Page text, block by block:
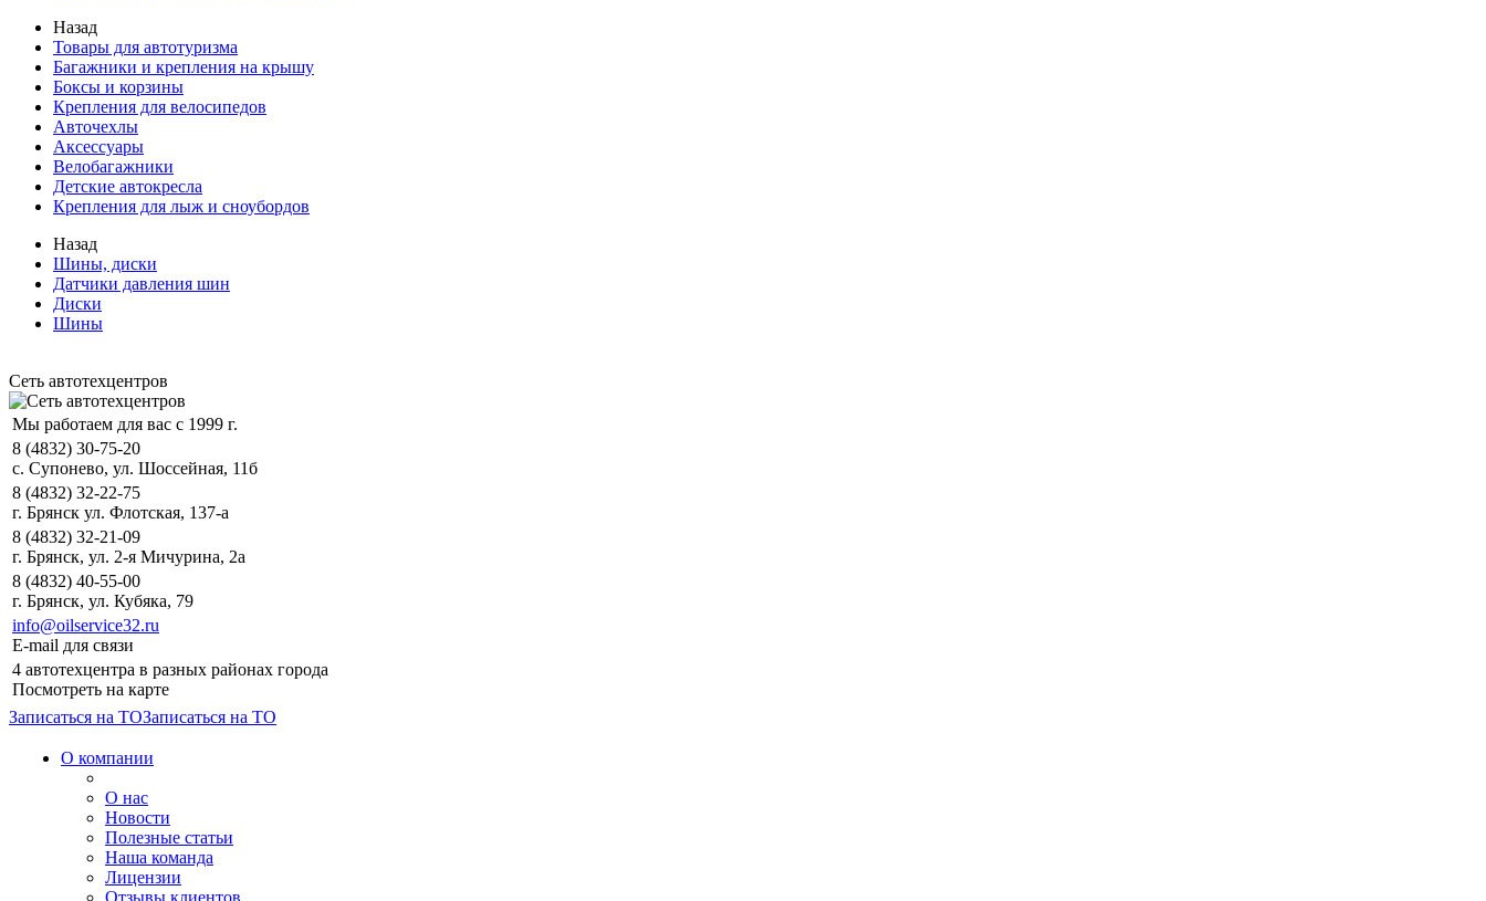
Назад
Товары для автотуризма
Багажники и крепления на крышу
Боксы и корзины
Крепления для велосипедов
Авточехлы
Аксессуары
Велобагажники
Детские автокресла
Крепления для лыж и сноубордов
Назад
Шины, диски
Датчики давления шин
Диски
Шины
Сеть автотехцентров
Мы работаем для вас с 1999 г.
8 (4832) 30-75-20
с. Супонево, ул. Шоссейная, 11б
8 (4832) 32-22-75
г. Брянск ул. Флотская, 137-а
8 (4832) 32-21-09
г. Брянск, ул. 2-я Мичурина, 2а
8 (4832) 40-55-00
г. Брянск, ул. Кубяка, 79
info@oilservice32.ru
E-mail для связи
4 автотехцентра в разных районах города
Посмотреть на карте
Записаться на ТОЗаписаться на ТО
О компании
О нас
Новости
Полезные статьи
Наша команда
Лицензии
Отзывы клиентов